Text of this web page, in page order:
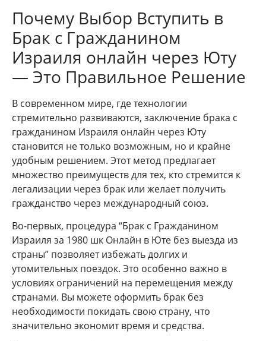
Почему Выбор Вступить в
Брак с Гражданином
Израиля онлайн через Юту
— Это Правильное Решение
В современном мире, где технологии
стремительно развиваются, заключение брака с
гражданином Израиля онлайн через Юту
становится не только возможным, но и крайне
удобным решением. Этот метод предлагает
множество преимуществ для тех, кто стремится к
легализации через брак или желает получить
гражданство через международный союз.
Во-первых, процедура “Брак с Гражданином
Израиля за 1980 шк Онлайн в Юте без выезда из
страны” позволяет избежать долгих и
утомительных поездок. Это особенно важно в
условиях ограничений на перемещения между
странами. Вы можете оформить брак без
необходимости покидать свою страну, что
значительно экономит время и средства.